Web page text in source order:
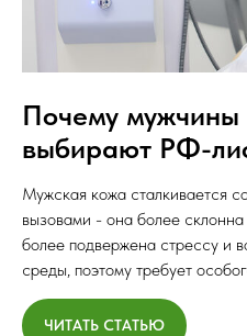
Почему мужчины
выбирают РФ-
Мужская кожа сталкивается
вызовами - она более
более подвержена стрессу и
среды, поэтому требует
ЧИТАТЬ СТАТЬЮ